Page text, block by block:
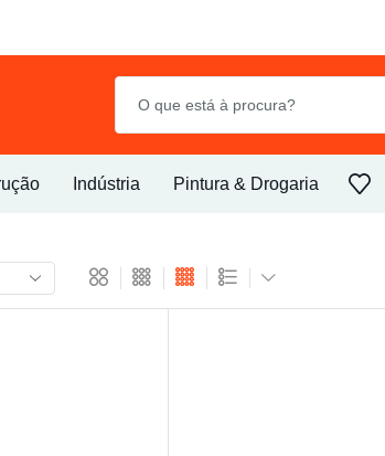
Indústria Pintura & Drogaria